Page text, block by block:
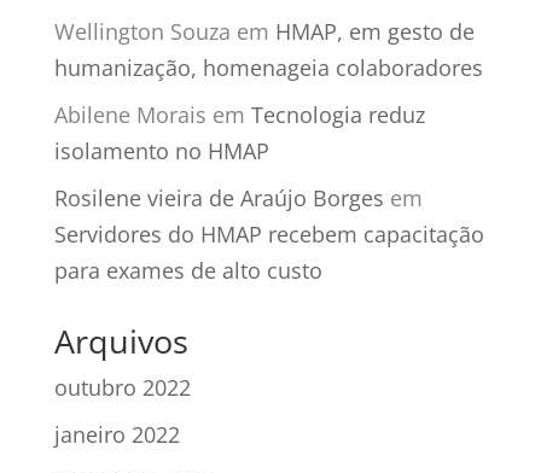
Wellington Souza em HMAP, em gesto de
humanização, homenageia colaboradores
Abilene Morais em Tecnologia reduz
isolamento no HMAP
Rosilene vieira de Araújo Borges em
Servidores do HMAP recebem capacitação
para exames de alto custo
Arquivos
outubro 2022
janeiro 2022